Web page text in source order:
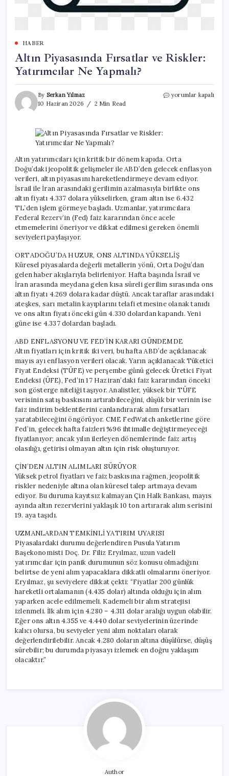
HABER
Altın Piyasasında Fırsatlar ve Riskler:
Yatırımcılar Ne Yapmalı?
By Serkan Yılmaz
10 Haziran 2026
2 Min Read
Altın
Yapmalı?
için
yorumlar kapalı
Altın yatırımcıları için kritik bir dönem kapıda. Orta
Doğu’daki jeopolitik gelişmeler ile ABD’den gelecek enflasyon
verileri, altın piyasasını hareketlendirmeye devam ediyor.
İsrail ile İran arasındaki gerilimin azalmasıyla birlikte ons
altın fiyatı 4.337 dolara yükselirken, gram altın ise 6.432
TL’den işlem görmeye başladı. Uzmanlar, yatırımcılara
Federal Rezerv’in (Fed) faiz kararından önce acele
etmemelerini öneriyor ve dikkat edilmesi gereken önemli
seviyeleri paylaşıyor.
ORTADOĞU’DA HUZUR, ONS ALTINDA YÜKSELİŞ
Küresel piyasalarda değerli metallerin yönü, Orta Doğu’dan
gelen haber akışlarıyla belirleniyor. Hafta başında İsrail ve
İran arasında meydana gelen kısa süreli gerilim sırasında ons
altın fiyatı 4.269 dolara kadar düştü. Ancak taraflar arasındaki
ateşkes, sarı metalin kayıplarını telafi etmesine olanak tanıdı
ve ons altın fiyatı önceki gün 4.330 dolardan kapandı. Yeni
güne ise 4.337 dolardan başladı.
ABD ENFLASYONU VE FED’İN KARARI GÜNDEMDE
Altın fiyatları için kritik iki veri, bu hafta ABD’de açıklanacak
mayıs ayı enflasyon verileri olacak. Yarın açıklanacak Tüketici
Fiyat Endeksi (TÜFE) ve perşembe günü gelecek Üretici Fiyat
Endeksi (ÜFE), Fed’in 17 Haziran’daki faiz kararından önceki
son gösterge niteliği taşıyor. Analistler, yüksek bir TÜFE
verisinin satış baskısını artırabileceğini, düşük bir verinin ise
faiz indirim beklentilerini canlandırarak alım fırsatları
yaratabileceğini öngörüyor. CME FedWatch anketlerine göre
Fed’in, gelecek hafta faizleri %96 ihtimalle değiştirmeyeceği
fiyatlanıyor; ancak yılın ilerleyen dönemlerinde faiz artış
olasılığı, getirisi olmayan altın için risk oluşturuyor.
ÇİN’DEN ALTIN ALIMLARI SÜRÜYOR
Yüksek petrol fiyatları ve faiz baskısına rağmen, jeopolitik
riskler nedeniyle altına olan küresel talep artmaya devam
ediyor. Bu duruma kayıtsız kalmayan Çin Halk Bankası, mayıs
ayında altın rezervlerini yaklaşık 10 ton artırarak alım serisini
19. aya taşıdı.
UZMANLARDAN TEMKİNLİ YATIRIM UYARISI
Piyasalardaki durumu değerlendiren Pusula Yatırım
Başekonomisti Doç. Dr. Filiz Eryılmaz, uzun vadeli
yatırımcılar için panik durumunun söz konusu olmadığını
belirtse de yeni alım yapacaklara dikkatli olmalarını öneriyor.
Eryılmaz, şu seviyelere dikkat çekti: “Fiyatlar 200 günlük
hareketli ortalamanın (4.435 dolar) altında olduğu için alım
yaparken acele edilmemeli. Kademeli bir alım stratejisi
izlenmeli. İlk alım için 4.280 – 4.311 dolar aralığı uygun olabilir.
Eğer ons altın 4.355 ve 4.440 dolar seviyelerinin üzerinde
kalıcı olursa, bu seviyeler yeni alım noktaları olarak
değerlendirilebilir. Ancak 4.280 doların altına düşülürse, düşüş
sürebilir; bu durumda piyasayı izlemek en doğru yaklaşım
olacaktır.”
Author